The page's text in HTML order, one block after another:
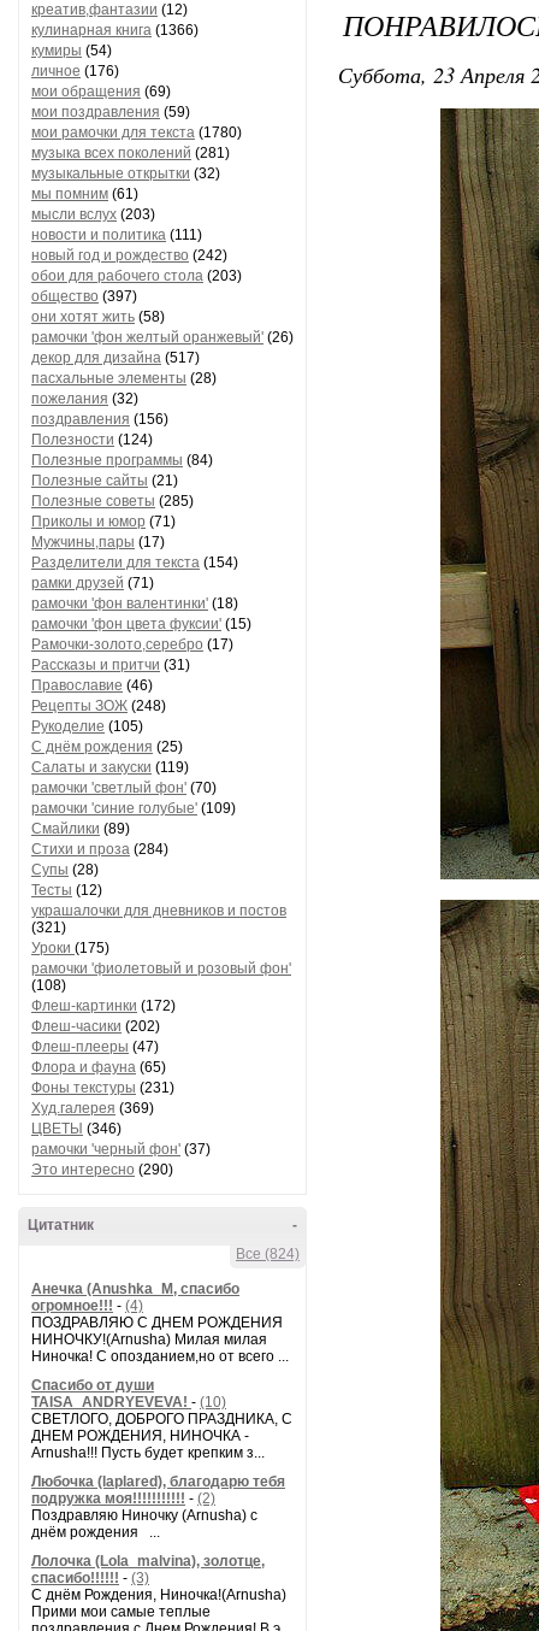
креатив,фантазии (12)
кулинарная книга (1366)
кумиры (54)
личное (176)
мои обращения (69)
мои поздравления (59)
мои рамочки для текста (1780)
музыка всех поколений (281)
музыкальные открытки (32)
мы помним (61)
мысли вслух (203)
новости и политика (111)
новый год и рождество (242)
обои для рабочего стола (203)
общество (397)
они хотят жить (58)
рамочки 'фон желтый оранжевый' (26)
декор для дизайна (517)
пасхальные элементы (28)
пожелания (32)
поздравления (156)
Полезности (124)
Полезные программы (84)
Полезные сайты (21)
Полезные советы (285)
Приколы и юмор (71)
Мужчины,пары (17)
Разделители для текста (154)
рамки друзей (71)
рамочки 'фон валентинки' (18)
рамочки 'фон цвета фуксии' (15)
Рамочки-золото,серебро (17)
Рассказы и притчи (31)
Православие (46)
Рецепты ЗОЖ (248)
Рукоделие (105)
С днём рождения (25)
Салаты и закуски (119)
рамочки 'светлый фон' (70)
рамочки 'синие голубые' (109)
Смайлики (89)
Стихи и проза (284)
Супы (28)
Тесты (12)
украшалочки для дневников и постов
(321)
Уроки (175)
рамочки 'фиолетовый и розовый фон'
(108)
Флеш-картинки (172)
Флеш-часики (202)
Флеш-плееры (47)
Флора и фауна (65)
Фоны текстуры (231)
Худ.галерея (369)
ЦВЕТЫ (346)
рамочки 'черный фон' (37)
Это интересно (290)
-
Цитатник
Все (824)
Анечка (Anushka_M, спасибо
огромное!!! - (4)
ПОЗДРАВЛЯЮ С ДНЕМ РОЖДЕНИЯ
НИНОЧКУ!(Arnusha) Милая милая
Ниночка! С опозданием,но от всего ...
Спасибо от души
TAISA_ANDRYEVEVA! - (10)
СВЕТЛОГО, ДОБРОГО ПРАЗДНИКА, С
ДНЕМ РОЖДЕНИЯ, НИНОЧКА -
Arnusha!!! Пусть будет крепким з...
Любочка (laplared), благодарю тебя
подружка моя!!!!!!!!!!! - (2)
Поздравляю Ниночку (Arnusha) с
днём рождения ...
Лолочка (Lola_malvina), золотце,
спасибо!!!!!! - (3)
С днём Рождения, Ниночка!(Аrnusha)
Прими мои самые теплые
Суббота, 23 Апреля